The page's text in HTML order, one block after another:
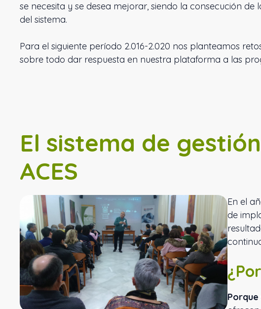
se necesita y se desea mejorar, siendo la consecución
del sistema.
Para el siguiente período 2.016-2.020 nos planteamos
sobre todo dar respuesta en nuestra plataforma a las
El sistema de
ACES
En el
de